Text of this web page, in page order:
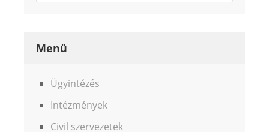
Menü
Ügyintézés
Intézmények
Civil szervezetek